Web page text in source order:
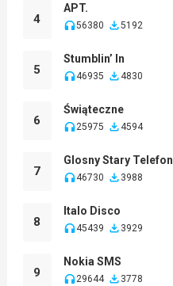
4
APT.
56380 5192
5
Stumblin’ In
46935 4830
6
Świąteczne
25975 4594
7
Glosny Stary Telefon
46730 3988
8
Italo Disco
45439 3929
9
Nokia SMS
29644 3778